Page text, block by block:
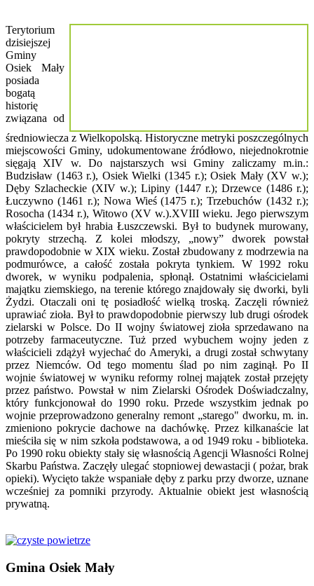
Terytorium
dzisiejszej
Gminy
Osiek Mały
posiada
bogatą
historię
związana od
średniowiecza z Wielkopolską. Historyczne metryki poszczególnych
miejscowości Gminy, udokumentowane źródłowo, niejednokrotnie
sięgają XIV w. Do najstarszych wsi Gminy zaliczamy m.in.:
Budzisław (1463 r.), Osiek Wielki (1345 r.); Osiek Mały (XV w.);
Dęby Szlacheckie (XIV w.); Lipiny (1447 r.); Drzewce (1486 r.);
Łuczywno (1461 r.); Nowa Wieś (1475 r.); Trzebuchów (1432 r.);
Rosocha (1434 r.), Witowo (XV w.).XVIII wieku. Jego pierwszym
właścicielem był hrabia Łuszczewski. Był to budynek murowany,
pokryty strzechą. Z kolei młodszy, „nowy” dworek powstał
prawdopodobnie w XIX wieku. Został zbudowany z modrzewia na
podmurówce, a całość została pokryta tynkiem. W 1992 roku
dworek, w wyniku podpalenia, spłonął. Ostatnimi właścicielami
majątku ziemskiego, na terenie którego znajdowały się dworki, byli
Żydzi. Otaczali oni tę posiadłość wielką troską. Zaczęli również
uprawiać zioła. Był to prawdopodobnie pierwszy lub drugi ośrodek
zielarski w Polsce. Do II wojny światowej zioła sprzedawano na
potrzeby farmaceutyczne. Tuż przed wybuchem wojny jeden z
właścicieli zdążył wyjechać do Ameryki, a drugi został schwytany
przez Niemców. Od tego momentu ślad po nim zaginął. Po II
wojnie światowej w wyniku reformy rolnej majątek został przejęty
przez państwo. Powstał w nim Zielarski Ośrodek Doświadczalny,
który funkcjonował do 1990 roku. Przede wszystkim jednak po
wojnie przeprowadzono generalny remont „starego" dworku, m. in.
zmieniono pokrycie dachowe na dachówkę. Przez kilkanaście lat
mieściła się w nim szkoła podstawowa, a od 1949 roku - biblioteka.
Po 1990 roku obiekty stały się własnością Agencji Własności Rolnej
Skarbu Państwa. Zaczęły ulegać stopniowej dewastacji ( pożar, brak
opieki). Wycięto także wspaniałe dęby z parku przy dworze, uznane
wcześniej za pomniki przyrody. Aktualnie obiekt jest własnością
prywatną.
Gmina Osiek Mały